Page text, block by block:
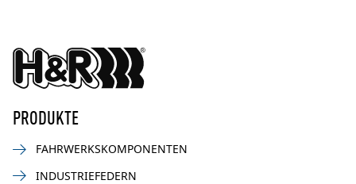
PRODUKTE
FAHRWERKSKOMPONENTEN
INDUSTRIEFEDERN